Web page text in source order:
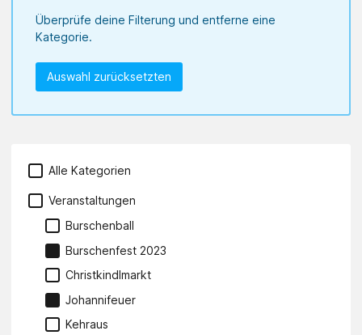
Überprüfe deine Filterung und entferne eine
Kategorie.
Auswahl zurücksetzten
Alle Kategorien
Veranstaltungen
Burschenball
Burschenfest 2023
Christkindlmarkt
Johannifeuer
Kehraus